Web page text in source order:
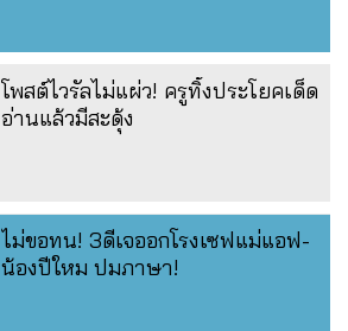
โพสต์ไวรัลไม่แผ่ว! ครูทิ้งประโยคเด็ด
อ่านแล้วมีสะดุ้ง
ไม่ขอทน! 3ดีเจออกโรงเซฟแม่แอฟ-
น้องปีใหม ปมภาษา!